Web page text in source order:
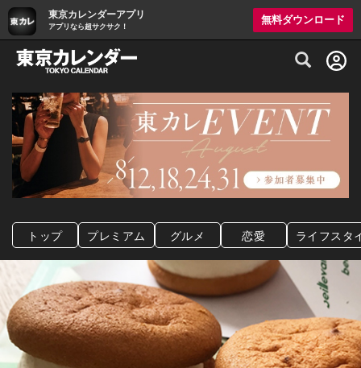
東京カレンダーアプリ
アプリなら超サクサク！
無料ダウンロード
グルメ情報・プレミアムレストラン予約
トップ プレミアム グルメ 恋愛 ライフスタ